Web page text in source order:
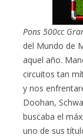
Pons 500cc
del Mundo de
aquel año.
circuitos tan
y nos
Doohan,
buscaba el
uno de sus